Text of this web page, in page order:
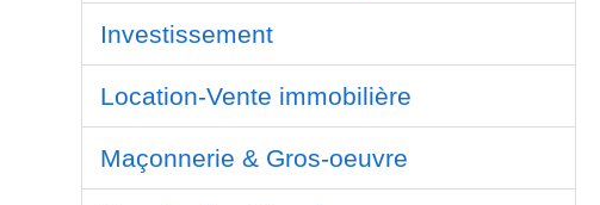
Investissement
Location-Vente immobilière
Maçonnerie & Gros-oeuvre